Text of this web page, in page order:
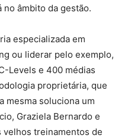
âmbito da gestão.
especializada em
ou liderar pelo exemplo,
Levels e 400 médias
proprietária, que
mesma soluciona um
Graziela Bernardo e
velhos treinamentos de